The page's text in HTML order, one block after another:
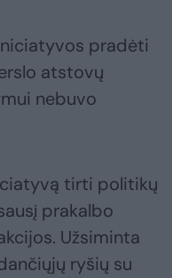
pradėti
atstovų
nebuvo
tirti politikų
prakalbo
Užsiminta
ryšių su